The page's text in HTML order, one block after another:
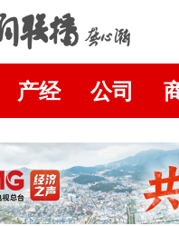
产经 公司